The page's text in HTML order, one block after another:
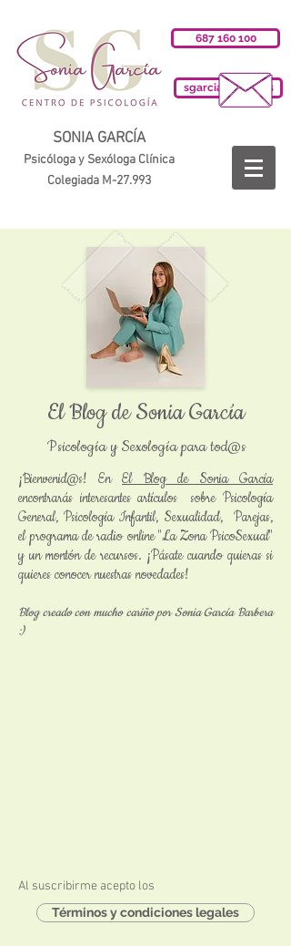
687 160 100
sgarciab@cop.es
SONIA GARCÍA
Psicóloga y Sexóloga Clínica
Colegiada M-27.993
El Blog de Sonia García
Psicología y Sexología para tod@s
¡Bienvenid@s! En El Blog de Sonia García
encontrarás interesantes artículos sobre Psicología
General, Psicología Infantil, Sexualidad, Parejas,
el programa de radio online "La Zona PsicoSexual"
y un montón de recursos. ¡Pásate cuando quieras si
quieres conocer nuestras novedades!
Blog creado con mucho cariño por Sonia García Barbera
:)
Al suscribirme acepto los
Términos y condiciones legales